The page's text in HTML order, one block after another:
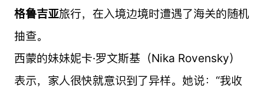
格鲁吉亚旅行，在入境边境时遭遇了海关的随机
抽查。
西蒙的妹妹妮卡·罗文斯基（Nika Rovensky）
表示，家人很快就意识到了异样。她说：“我收